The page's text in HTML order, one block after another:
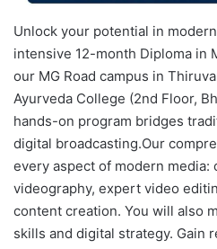
Unlock your potential in
intensive 12-month Diploma in
our MG Road campus in
Ayurveda College (2nd Floor,
hands-on program bridges
digital broadcasting.​Our
every aspect of modern media:
videography, expert video
content creation. You will also
skills and digital strategy. Gain